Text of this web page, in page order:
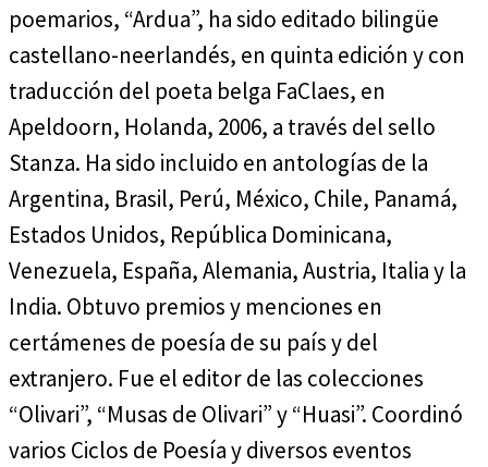
poemarios, “Ardua”, ha sido editado bilingüe
castellano-neerlandés, en quinta edición y con
traducción del poeta belga FaClaes, en
Apeldoorn, Holanda, 2006, a través del sello
Stanza. Ha sido incluido en antologías de la
Argentina, Brasil, Perú, México, Chile, Panamá,
Estados Unidos, República Dominicana,
Venezuela, España, Alemania, Austria, Italia y la
India. Obtuvo premios y menciones en
certámenes de poesía de su país y del
extranjero. Fue el editor de las colecciones
“Olivari”, “Musas de Olivari” y “Huasi”. Coordinó
varios Ciclos de Poesía y diversos eventos